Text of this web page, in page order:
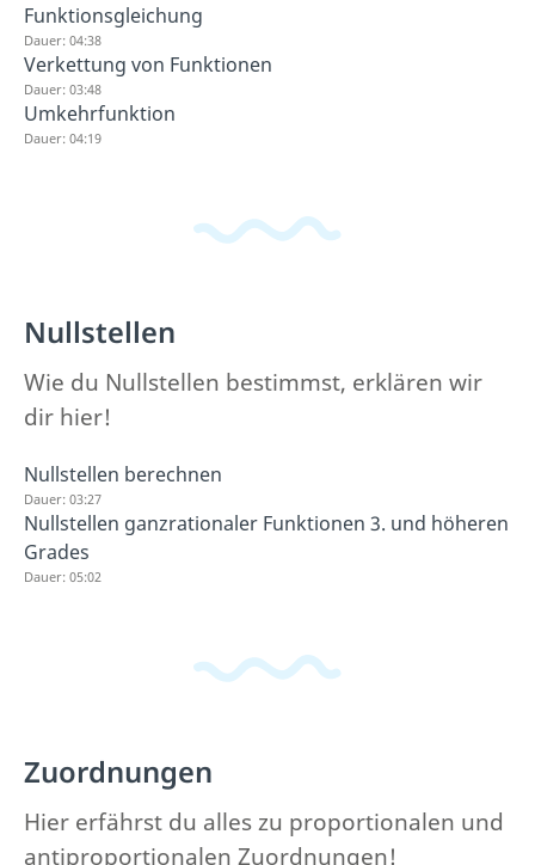
Funktionsgleichung
Dauer: 04:38
Verkettung von Funktionen
Dauer: 03:48
Umkehrfunktion
Dauer: 04:19
Nullstellen
Wie du Nullstellen bestimmst, erklären wir
dir hier!
Nullstellen berechnen
Dauer: 03:27
Nullstellen ganzrationaler Funktionen 3. und höheren
Grades
Dauer: 05:02
Zuordnungen
Hier erfährst du alles zu proportionalen und
antiproportionalen Zuordnungen!